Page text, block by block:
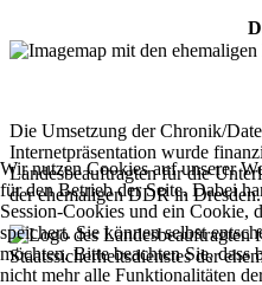
Die Umsetzung der Chronik/
Internetpräsentation wurde
Landesbeauftragten für die
der ehemaligen DDR in Dresden.
Wir nutzen Cookies auf unserer
für den Betrieb der Seite. Dabei
Session-Cookies und ein Cookie,
speichert. Sie können selbst
möchten. Bitte beachten Sie,
nicht mehr alle Funktionalitäten